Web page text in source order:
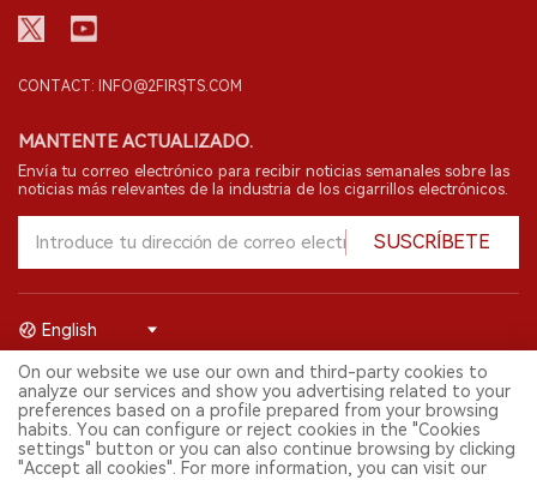
CONTACT: INFO@2FIRSTS.COM
MANTENTE ACTUALIZADO.
Envía tu correo electrónico para recibir noticias semanales sobre las
noticias más relevantes de la industria de los cigarrillos electrónicos.
SUSCRÍBETE
© 2026 Shenzhen 2FIRSTS Technology Co.,Ltd. Todos los derechos
reservados.
2FIRSTS solo es accesible para profesionales de la industria,
investigadores, medios y otros profesionales. El acceso por menores
está prohibido.
English
On our website we use our own and third-party cookies to
analyze our services and show you advertising related to your
preferences based on a profile prepared from your browsing
habits. You can configure or reject cookies in the "Cookies
settings" button or you can also continue browsing by clicking
"Accept all cookies". For more information, you can visit our